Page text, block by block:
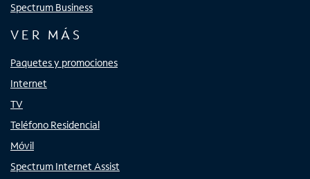
Spectrum Business
VER MÁS
Paquetes y promociones
Internet
TV
Teléfono Residencial
Móvil
Spectrum Internet Assist